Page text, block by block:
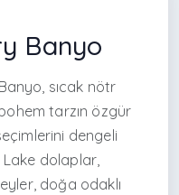
Banyo
sıcak nötr
tarzın özgür
dengeli
dolaplar,
doğa odaklı